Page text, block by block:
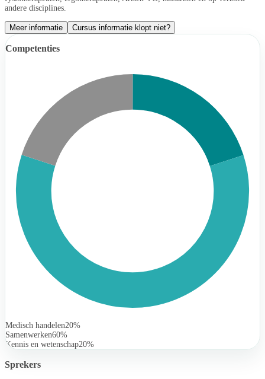
andere disciplines.
Meer informatie Cursus informatie klopt niet?
Competenties
Medisch handelen20%
Samenwerken60%
Kennis en wetenschap20%
Sprekers